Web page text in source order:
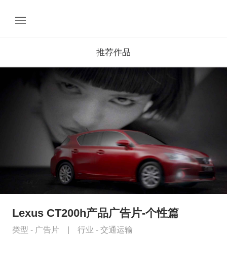
推荐作品
Lexus CT200h产品广告片-个性篇
类型 - 广告片 行业 - 交通运输